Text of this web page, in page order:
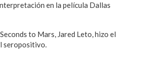
en la película Dallas
to Mars, Jared Leto, hizo el
seropositivo.